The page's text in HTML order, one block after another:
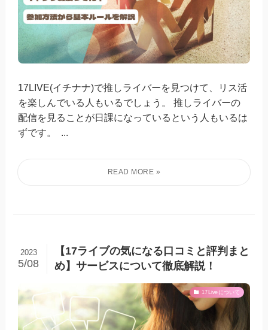
17LIVE(イチナナ)で推しライバーを見つけて、リス活
を楽しんでいる人もいるでしょう。 推しライバーの
配信を見ることが日課になっているという人もいるは
ずです。 ...
【17ライブの気になる口コミと評判まと
め】サービスについて徹底解説！
2023
5/08
17Liveについて